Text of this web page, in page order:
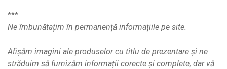
***
Ne îmbunătațim în permanență informațiile pe site.
Afișăm imagini ale produselor cu titlu de prezentare și ne
străduim să furnizăm informații corecte și complete, dar vă